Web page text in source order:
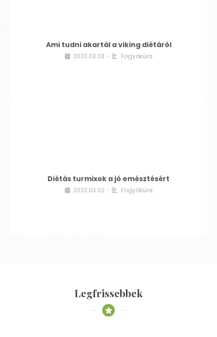
Ami tudni akartál a viking diétáról
2023.03.03. • Fogyókúra
Diétás turmixok a jó emésztésért
2023.03.02. • Fogyókúra
Legfrissebbek